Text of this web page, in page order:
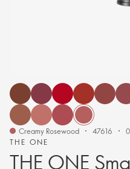
THE ONE
THE ONE
Creamy Rosewood 47616